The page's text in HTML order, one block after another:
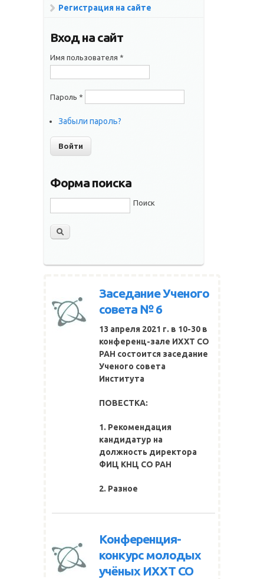
Регистрация на сайте
Вход на сайт
Имя пользователя *
Пароль *
Забыли пароль?
Форма поиска
Поиск
Заседание Ученого
совета № 6
13 апреля 2021 г. в 10-30 в
конференц-зале ИХХТ СО
РАН состоится заседание
Ученого совета
Института
ПОВЕСТКА:
1. Рекомендация
кандидатур на
должность директора
ФИЦ КНЦ СО РАН
2. Разное
Конференция-
конкурс молодых
учёных ИХХТ СО